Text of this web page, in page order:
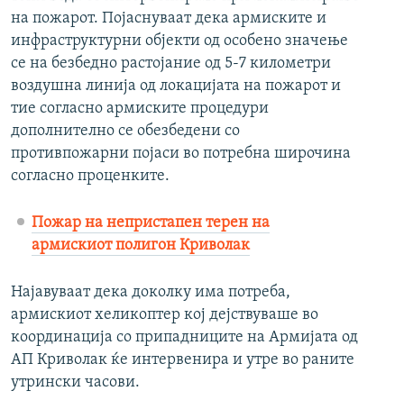
на пожарот. Појаснуваат дека армиските и
инфраструктурни објекти од особено значење
се на безбедно растојание од 5-7 километри
воздушна линија од локацијата на пожарот и
тие согласно армиските процедури
дополнително се обезбедени со
противпожарни појаси во потребна широчина
согласно проценките.
Пожар на непристапен терен на
армискиот полигон Криволак
Најавуваат дека доколку има потреба,
армискиот хеликоптер кој дејствуваше во
координација со припадниците на Армијата од
АП Криволак ќе интервенира и утре во раните
утрински часови.